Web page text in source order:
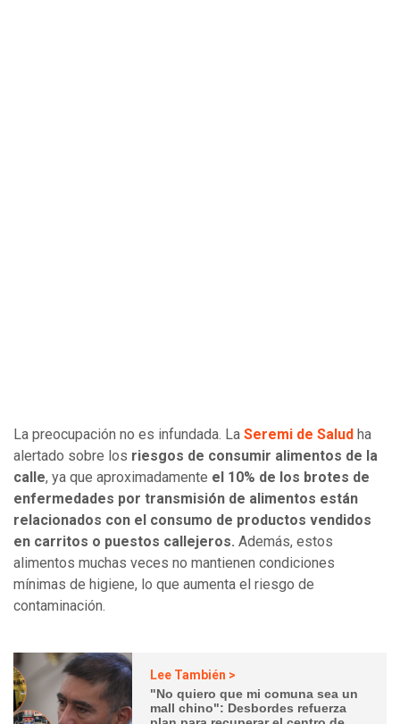
La preocupación no es infundada. La Seremi de Salud ha
alertado sobre los riesgos de consumir alimentos de la
calle, ya que aproximadamente el 10% de los brotes de
enfermedades por transmisión de alimentos están
relacionados con el consumo de productos vendidos
en carritos o puestos callejeros. Además, estos
alimentos muchas veces no mantienen condiciones
mínimas de higiene, lo que aumenta el riesgo de
contaminación.
Lee También >
"No quiero que mi comuna sea un
mall chino": Desbordes refuerza